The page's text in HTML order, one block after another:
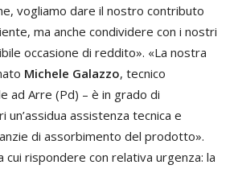
vogliamo dare il nostro contributo
ma anche condividere con i nostri
occasione di reddito». «La nostra
Michele Galazzo, tecnico
ad Arre (Pd) – è in grado di
un’assidua assistenza tecnica e
di assorbimento del prodotto».
rispondere con relativa urgenza: la